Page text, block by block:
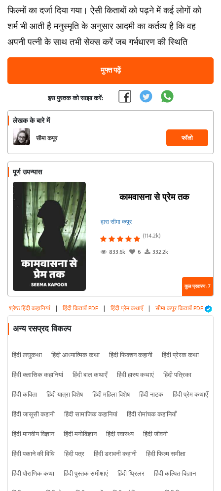
फिल्मों का दर्जा दिया गया। ऐसी किताबों को पढ़ने में कई लोगों को
शर्म भी आती है मनुस्मृति के अनुसार आदमी का कर्तव्य है कि वह
अपनी पत्नी के साथ तभी सेक्स करें जब गर्भधारण की स्थिति
मुफ्त पढ़ें
इस पुस्तक को साझा करें:
लेखक के बारे में
सीमा कपूर फॉलो
पूर्ण उपन्यास
कामवासना से प्रेम तक
द्वारा सीमा कपूर
(114.2k)
833.6k
6 332.2k
कुल प्रकरण : 7
श्रेष्ठ हिंदी कहानियां | हिंदी किताबें PDF | हिंदी प्रेम कथाएँ | सीमा कपूर किताबें PDF
अन्य रसप्रद विकल्प
हिंदी लघुकथा हिंदी आध्यात्मिक कथा हिंदी फिक्शन कहानी
हिंदी प्रेरक कथा
हिंदी क्लासिक कहानियां
हिंदी बाल कथाएँ हिंदी हास्य कथाएं
हिंदी पत्रिका
हिंदी कविता
हिंदी यात्रा विशेष हिंदी महिला विशेष हिंदी नाटक
हिंदी प्रेम कथाएँ
हिंदी जासूसी कहानी
हिंदी सामाजिक कहानियां
हिंदी रोमांचक कहानियाँ
हिंदी मानवीय विज्ञान
हिंदी मनोविज्ञान हिंदी स्वास्थ्य
हिंदी जीवनी
हिंदी पकाने की विधि
हिंदी पत्र हिंदी डरावनी कहानी
हिंदी फिल्म समीक्षा
हिंदी पौराणिक कथा
हिंदी पुस्तक समीक्षाएं हिंदी थ्रिलर
हिंदी कल्पित-विज्ञान